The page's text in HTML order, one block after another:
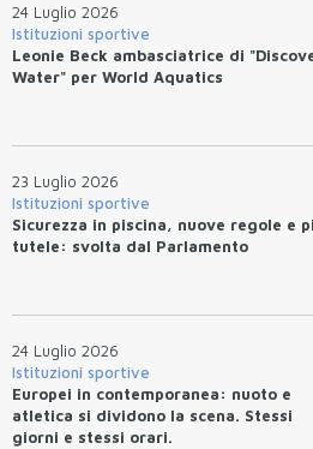
24 Luglio 2026
Istituzioni sportive
Leonie Beck ambasciatrice di
Water" per World Aquatics
23 Luglio 2026
Istituzioni sportive
Sicurezza in piscina, nuove regole e
tutele: svolta dal Parlamento
24 Luglio 2026
Istituzioni sportive
Europei in contemporanea: nuoto e
atletica si dividono la scena. Stessi
giorni e stessi orari.